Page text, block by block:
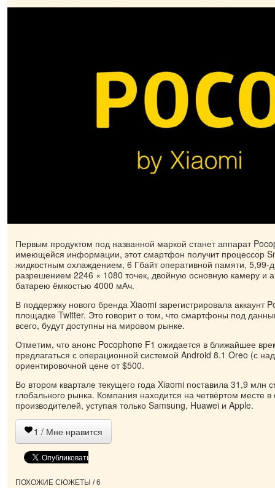
Первым продуктом под названной маркой станет аппарат
имеющейся информации, этот смартфон получит процессор
жидкостным охлаждением, 6 Гбайт оперативной памяти,
разрешением 2246 × 1080 точек, двойную основную камеру и
батарею ёмкостью 4000 мАч.
В поддержку нового бренда Xiaomi зарегистрировала аккаунт
площадке Twitter. Это говорит о том, что смартфоны под
всего, будут доступны на мировом рынке.
Отметим, что анонс Pocophone F1 ожидается в ближайшее
предлагаться с операционной системой Android 8.1 Oreo (с
ориентировочной цене от $500.
Во втором квартале текущего года Xiaomi поставила 31,9 млн
глобального рынка. Компания находится на четвёртом месте
производителей, уступая только Samsung, Huawei и Apple.
1 / Мне нравится
ПОХОЖИЕ СЮЖЕТЫ / 6